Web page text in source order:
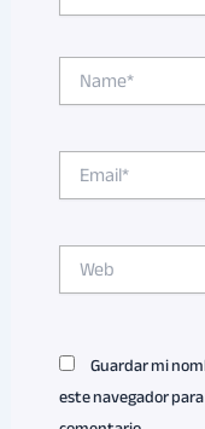
Name*
Email*
Web
Guardar mi
este navegador